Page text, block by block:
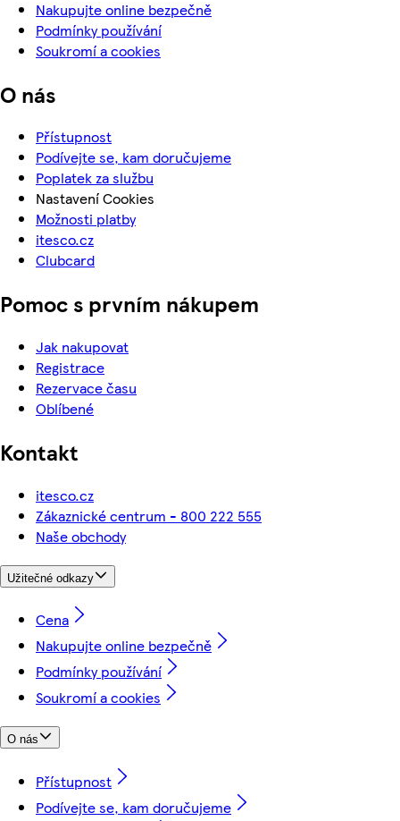
Nakupujte online bezpečně
Podmínky používání
Soukromí a cookies
O nás
Přístupnost
Podívejte se, kam doručujeme
Poplatek za službu
Nastavení Cookies
Možnosti platby
itesco.cz
Clubcard
Pomoc s prvním nákupem
Jak nakupovat
Registrace
Rezervace času
Oblíbené
Kontakt
itesco.cz
Zákaznické centrum - 800 222 555
Naše obchody
Užitečné odkazy
Cena
Nakupujte online bezpečně
Podmínky používání
Soukromí a cookies
O nás
Přístupnost
Podívejte se, kam doručujeme